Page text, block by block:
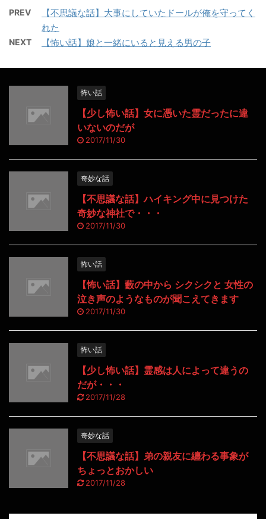
PREV
【不思議な話】大事にしていたドールが俺を守ってく
れた
NEXT 【怖い話】娘と一緒にいると見える男の子
怖い話
【少し怖い話】女に憑いた霊だったに違
いないのだが
2017/11/30
奇妙な話
【不思議な話】ハイキング中に見つけた
奇妙な神社で・・・
2017/11/30
怖い話
【怖い話】藪の中から シクシクと 女性の
泣き声のようなものが聞こえてきます
2017/11/30
怖い話
【少し怖い話】霊感は人によって違うの
だが・・・
2017/11/28
奇妙な話
【不思議な話】弟の親友に纏わる事象が
ちょっとおかしい
2017/11/28